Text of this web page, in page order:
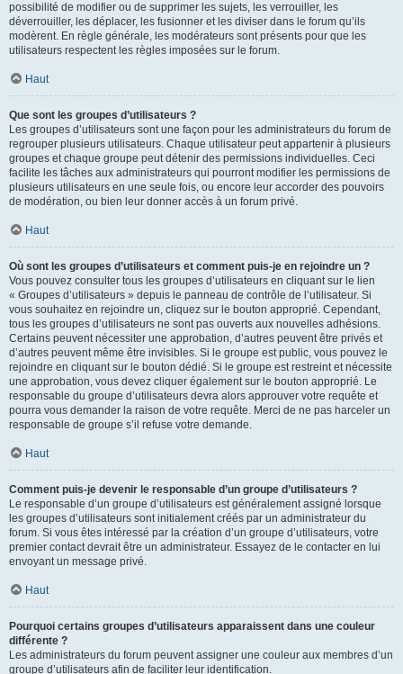
possibilité de modifier ou de supprimer les sujets, les verrouiller, les
déverrouiller, les déplacer, les fusionner et les diviser dans le forum qu’ils
modèrent. En règle générale, les modérateurs sont présents pour que les
utilisateurs respectent les règles imposées sur le forum.
Haut
Que sont les groupes d’utilisateurs ?
Les groupes d’utilisateurs sont une façon pour les administrateurs du forum de
regrouper plusieurs utilisateurs. Chaque utilisateur peut appartenir à plusieurs
groupes et chaque groupe peut détenir des permissions individuelles. Ceci
facilite les tâches aux administrateurs qui pourront modifier les permissions de
plusieurs utilisateurs en une seule fois, ou encore leur accorder des pouvoirs
de modération, ou bien leur donner accès à un forum privé.
Haut
Où sont les groupes d’utilisateurs et comment puis-je en rejoindre un ?
Vous pouvez consulter tous les groupes d’utilisateurs en cliquant sur le lien
« Groupes d’utilisateurs » depuis le panneau de contrôle de l’utilisateur. Si
vous souhaitez en rejoindre un, cliquez sur le bouton approprié. Cependant,
tous les groupes d’utilisateurs ne sont pas ouverts aux nouvelles adhésions.
Certains peuvent nécessiter une approbation, d’autres peuvent être privés et
d’autres peuvent même être invisibles. Si le groupe est public, vous pouvez le
rejoindre en cliquant sur le bouton dédié. Si le groupe est restreint et nécessite
une approbation, vous devez cliquer également sur le bouton approprié. Le
responsable du groupe d’utilisateurs devra alors approuver votre requête et
pourra vous demander la raison de votre requête. Merci de ne pas harceler un
responsable de groupe s’il refuse votre demande.
Haut
Comment puis-je devenir le responsable d’un groupe d’utilisateurs ?
Le responsable d’un groupe d’utilisateurs est généralement assigné lorsque
les groupes d’utilisateurs sont initialement créés par un administrateur du
forum. Si vous êtes intéressé par la création d’un groupe d’utilisateurs, votre
premier contact devrait être un administrateur. Essayez de le contacter en lui
envoyant un message privé.
Haut
Pourquoi certains groupes d’utilisateurs apparaissent dans une couleur
différente ?
Les administrateurs du forum peuvent assigner une couleur aux membres d’un
groupe d’utilisateurs afin de faciliter leur identification.